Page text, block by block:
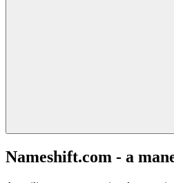
Nameshift.com - a